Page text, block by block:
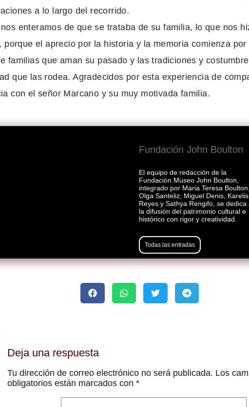
a lo largo del recorrido.
enteramos de que se trataba de su familia, lo que nos
porque el aprecio por la historia y la memoria comienza por
familias que aman su pasado y las tradiciones y
que las rodea. Agradecidos por esta experiencia de
con el señor Marcano y su muy motivada familia.
Fundación John Boulton
El equipo de redacción de la
Fundación Museo John Boulton,
integrado por Maria Teresa Boulton,
Olga Santeliz, Miguel Denis, Karelis
Reyes y Sathya Rengifo, se dedica
la difusión del patrimonio cultural e
histórico con rigor y creatividad.
Todas las entradas
Deja una respuesta
Tu dirección de correo electrónico no será publicada. Los
obligatorios están marcados con *